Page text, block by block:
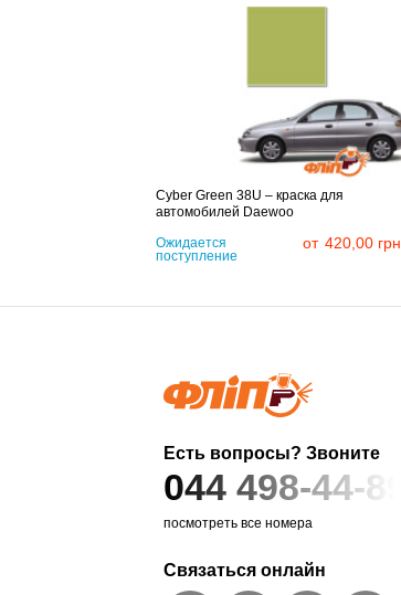
Cyber Green 38U – краска для
автомобилей Daewoo
Ожидается
поступление
от 420,00 грн
Есть вопросы? Звоните
044 498-44-89
посмотреть все номера
Связаться онлайн